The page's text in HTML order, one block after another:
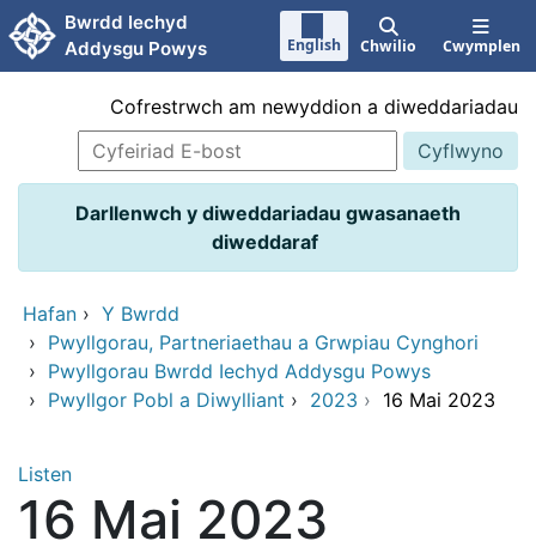
Neidio i'r prif gynnwy
Bwrdd Iechyd
Addysgu Powys
English Chwilio Cwymplen
Cofrestrwch am newyddion a diweddariadau
Darllenwch y diweddariadau gwasanaeth
diweddaraf
Hafan › Y Bwrdd
› Pwyllgorau, Partneriaethau a Grwpiau Cynghori
› Pwyllgorau Bwrdd Iechyd Addysgu Powys
› Pwyllgor Pobl a Diwylliant › 2023 › 16 Mai 2023
Listen
16 Mai 2023